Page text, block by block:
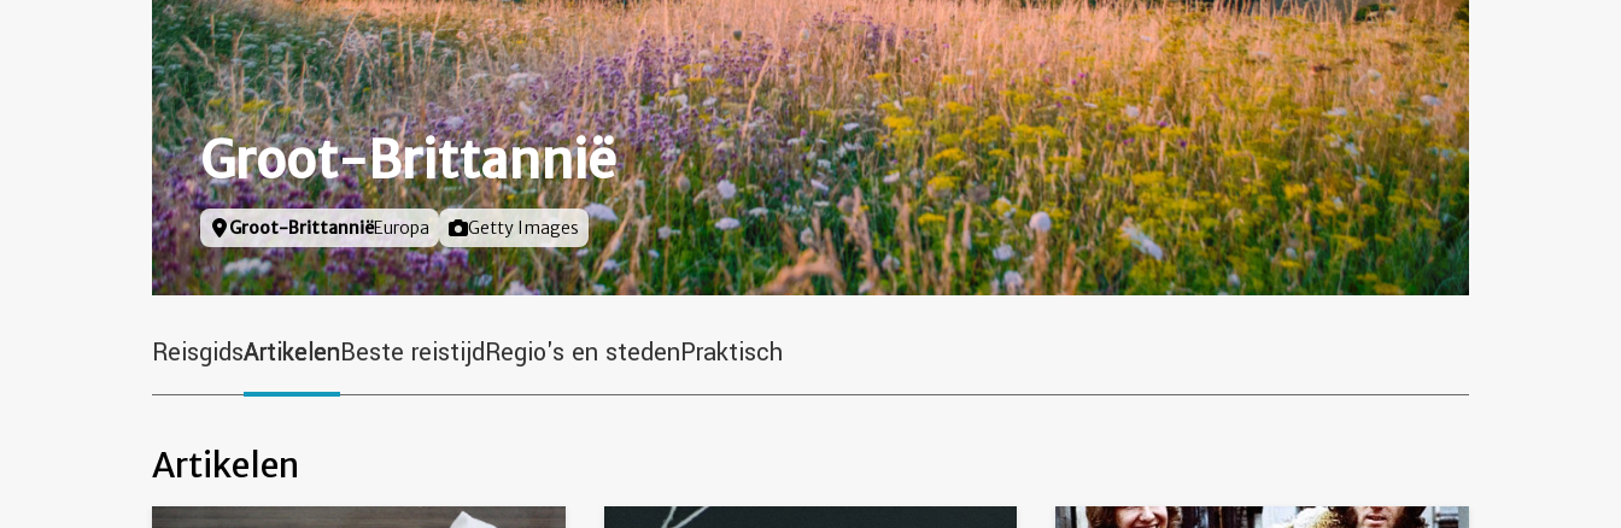
Groot-Brittannië
Locatie
Groot-BrittanniëEuropa Foto door
Getty Images
ReisgidsArtikelenBeste reistijdRegio's en stedenPraktisch
Artikelen